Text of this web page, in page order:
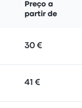
Preço a
partir de
30 €
41 €